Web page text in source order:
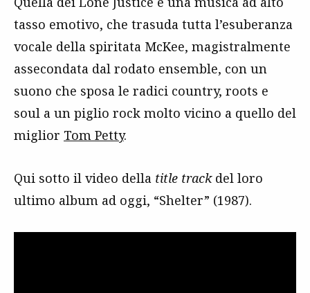
tasso emotivo, che trasuda tutta l’esuberanza
vocale della spiritata McKee, magistralmente
assecondata dal rodato ensemble, con un
suono che sposa le radici country, roots e
soul a un piglio rock molto vicino a quello del
miglior Tom Petty.
Qui sotto il video della title trackdel loro
ultimo album ad oggi, “Shelter” (1987).